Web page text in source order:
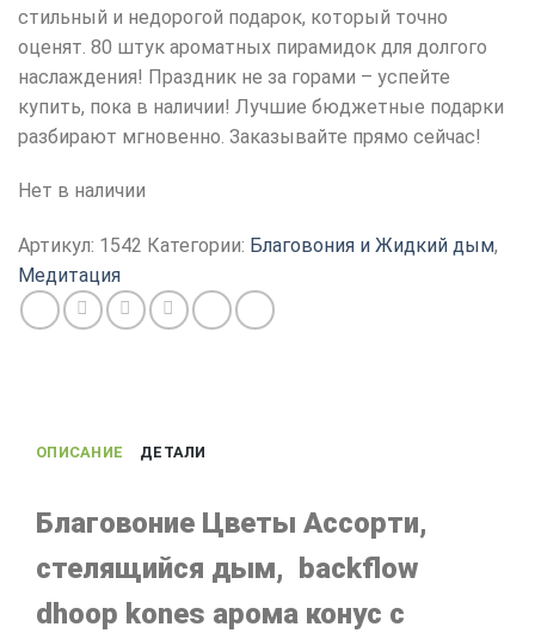
стильный и недорогой подарок, который точно
оценят. 80 штук ароматных пирамидок для долгого
наслаждения! Праздник не за горами – успейте
купить, пока в наличии! Лучшие бюджетные подарки
разбирают мгновенно. Заказывайте прямо сейчас!
Нет в наличии
Артикул: 1542 Категории: Благовония и Жидкий дым,
Медитация
ОПИСАНИЕ ДЕТАЛИ
Благовоние Цветы Ассорти,
стелящийся дым, backflow
dhoop kones арома конус с